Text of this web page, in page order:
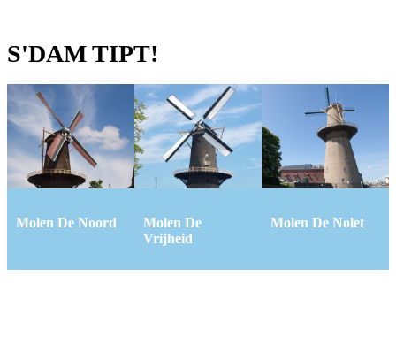
S'DAM TIPT!
Molen De Noord
Molen De
Vrijheid
Molen De Nolet